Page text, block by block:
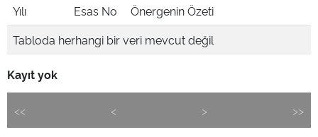
Yılı
Esas No
Önergenin Özeti
Tabloda herhangi bir veri mevcut değil
Kayıt yok
<< < > >>